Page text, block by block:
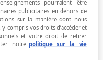
de nombres.
intervalle sont des
pourraient être
publicitaires en dehors de
sur la manière dont nous
compris vos droits d’accéder et
et votre droit de retirer
notre politique sur la vie